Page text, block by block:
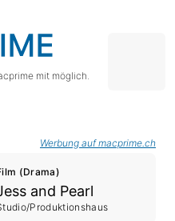
mit möglich.
Werbung auf macprime.ch
(Drama)
and Pearl
Produktionshaus